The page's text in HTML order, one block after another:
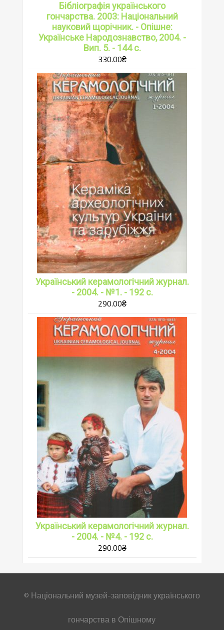
Бібліографія українського
гончарства. 2003: Національний
науковий щорічник. - Опішне:
Українське Народознавство, 2004. -
Вип. 5. - 144 с.
330.00₴
Український керамологічний журнал.
- 2004. - №1. - 192 с.
290.00₴
Український керамологічний журнал.
- 2004. - №4. - 192 с.
290.00₴
© Національний музей-заповідник українського
гончарства в Опішному